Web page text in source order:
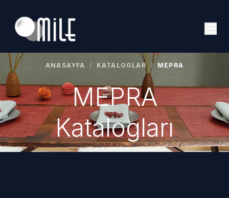
ANASAYFA / KATALOGLAR / MEPRA
MEPRA
Katalogları